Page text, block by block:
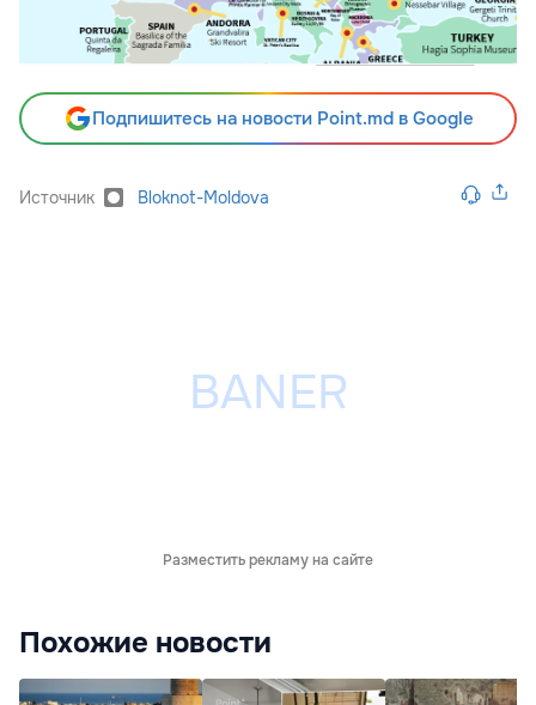
Подпишитесь на новости Point.md в Google
Источник Bloknot-Moldova
Разместить рекламу на сайте
Похожие новости